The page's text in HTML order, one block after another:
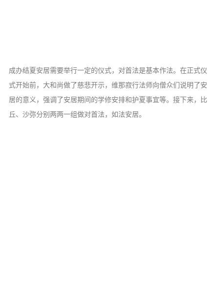
成办结夏安居需要举行一定的仪式，对首法是基本作法。在正式仪
式开始前，大和尚做了慈悲开示，维那寂行法师向僧众们说明了安
居的意义，强调了安居期间的学修安排和护夏事宜等。接下来，比
丘、沙弥分别两两一组做对首法，如法安居。